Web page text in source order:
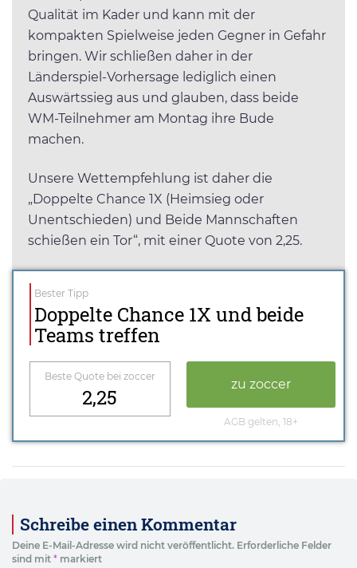
Qualität im Kader und kann mit der
kompakten Spielweise jeden Gegner in Gefahr
bringen. Wir schließen daher in der
Länderspiel-Vorhersage lediglich einen
Auswärtssieg aus und glauben, dass beide
WM-Teilnehmer am Montag ihre Bude
machen.
Unsere Wettempfehlung ist daher die
„Doppelte Chance 1X (Heimsieg oder
Unentschieden) und Beide Mannschaften
schießen ein Tor“, mit einer Quote von 2,25.
Bester Tipp
Doppelte Chance 1X und beide
Teams treffen
Beste Quote bei zoccer
2,25
zu zoccer
AGB gelten, 18+
Schreibe einen Kommentar
Deine E-Mail-Adresse wird nicht veröffentlicht. Erforderliche Felder
sind mit * markiert